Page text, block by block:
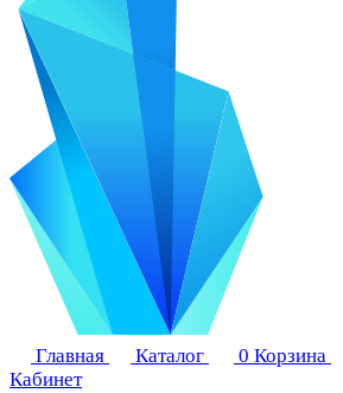
Главная Каталог 0 Корзина
Кабинет